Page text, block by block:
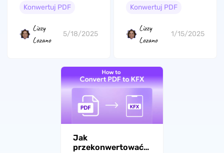
Konwertuj PDF
Lizzy
Lozano
5/18/2025
krokami
Konwertuj PDF
Lizzy
Lozano
1/15/2025
Jak
przekonwertować